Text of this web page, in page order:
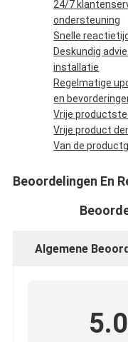
24/7
ondersteuning
Snelle
Deskundig
installatie
Regelmatige
en
Vrije
Vrije product
Van de
Beoordelingen En
Algemene
5.0